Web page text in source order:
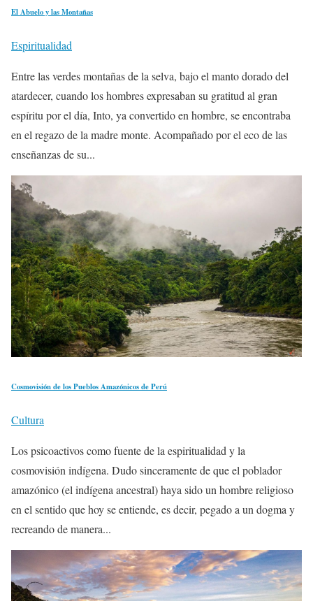
El Abuelo y las Montañas
Espiritualidad
Entre las verdes montañas de la selva, bajo el manto dorado del
atardecer, cuando los hombres expresaban su gratitud al gran
espíritu por el día, Into, ya convertido en hombre, se encontraba
en el regazo de la madre monte. Acompañado por el eco de las
enseñanzas de su...
Cosmovisión de los Pueblos Amazónicos de Perú
Cultura
Los psicoactivos como fuente de la espiritualidad y la
cosmovisión indígena. Dudo sinceramente de que el poblador
amazónico (el indígena ancestral) haya sido un hombre religioso
en el sentido que hoy se entiende, es decir, pegado a un dogma y
recreando de manera...